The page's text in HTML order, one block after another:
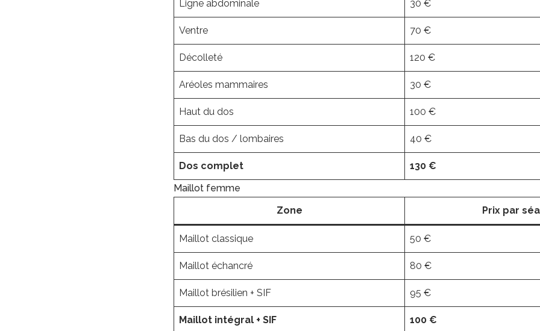
Ligne abdominale 30 €
Ventre 70 €
Décolleté 120 €
Aréoles mammaires 30 €
Haut du dos 100 €
Bas du dos / lombaires 40 €
Dos complet
130 €
Maillot femme
Zone
Prix par
Maillot classique 50 €
Maillot échancré 80 €
Maillot brésilien + SIF 95 €
Maillot intégral + SIF 100 €